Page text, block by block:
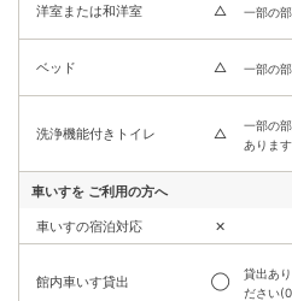
洋室または和洋室 △ 一部の
ベッド △ 一部の
洗浄機能付きトイレ △
一部の
あります
車いすを ご利用の方へ
車いすの宿泊対応 ✕
館内車いす貸出 ◯
貸出あ
ださい